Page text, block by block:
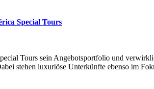
Special Tours
Tours sein Angebotsportfolio und
stehen luxuriöse Unterkünfte ebenso im